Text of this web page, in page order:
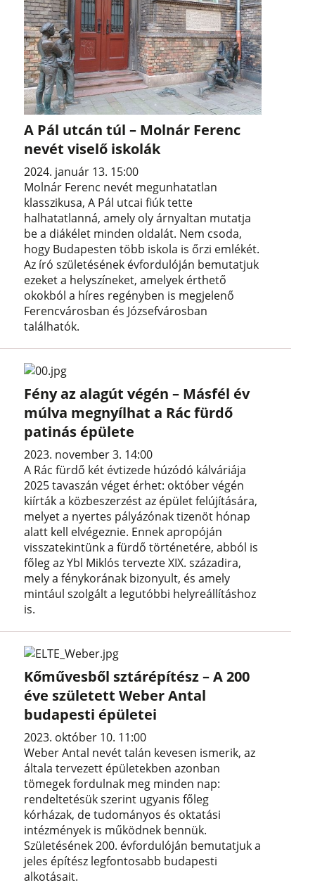
A Pál utcán túl – Molnár Ferenc
nevét viselő iskolák
2024. január 13. 15:00
Molnár Ferenc nevét megunhatatlan
klasszikusa, A Pál utcai fiúk tette
halhatatlanná, amely oly árnyaltan mutatja
be a diákélet minden oldalát. Nem csoda,
hogy Budapesten több iskola is őrzi emlékét.
Az író születésének évfordulóján bemutatjuk
ezeket a helyszíneket, amelyek érthető
okokból a híres regényben is megjelenő
Ferencvárosban és Józsefvárosban
találhatók.
Fény az alagút végén – Másfél év
múlva megnyílhat a Rác fürdő
patinás épülete
2023. november 3. 14:00
A Rác fürdő két évtizede húzódó kálváriája
2025 tavaszán véget érhet: október végén
kiírták a közbeszerzést az épület felújítására,
melyet a nyertes pályázónak tizenöt hónap
alatt kell elvégeznie. Ennek apropóján
visszatekintünk a fürdő történetére, abból is
főleg az Ybl Miklós tervezte XIX. századira,
mely a fénykorának bizonyult, és amely
mintául szolgált a legutóbbi helyreállításhoz
is.
Kőművesből sztárépítész – A 200
éve született Weber Antal
budapesti épületei
2023. október 10. 11:00
Weber Antal nevét talán kevesen ismerik, az
általa tervezett épületekben azonban
tömegek fordulnak meg minden nap:
rendeltetésük szerint ugyanis főleg
kórházak, de tudományos és oktatási
intézmények is működnek bennük.
Születésének 200. évfordulóján bemutatjuk a
jeles építész legfontosabb budapesti
alkotásait.